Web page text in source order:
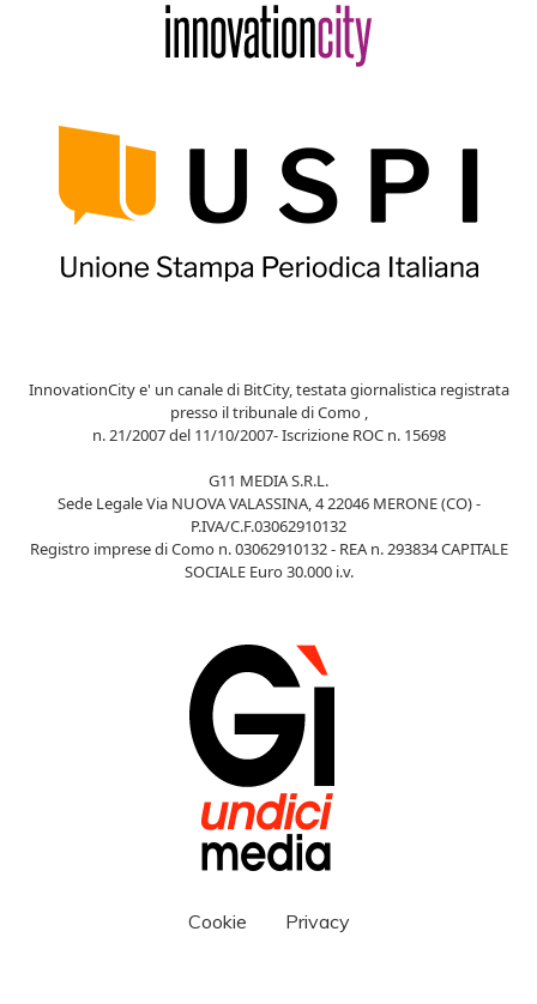
InnovationCity e' un canale di BitCity, testata giornalistica registrata
presso il tribunale di Como ,
n. 21/2007 del 11/10/2007- Iscrizione ROC n. 15698
G11 MEDIA S.R.L.
Sede Legale Via NUOVA VALASSINA, 4 22046 MERONE (CO) -
P.IVA/C.F.03062910132
Registro imprese di Como n. 03062910132 - REA n. 293834 CAPITALE
SOCIALE Euro 30.000 i.v.
Cookie Privacy